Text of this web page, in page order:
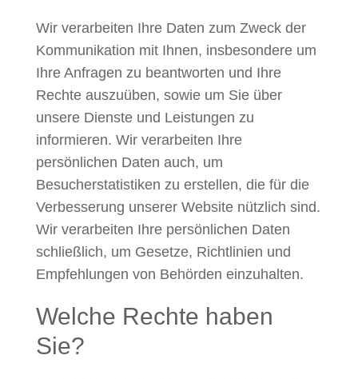
Wir verarbeiten Ihre Daten zum Zweck der
Kommunikation mit Ihnen, insbesondere um
Ihre Anfragen zu beantworten und Ihre
Rechte auszuüben, sowie um Sie über
unsere Dienste und Leistungen zu
informieren. Wir verarbeiten Ihre
persönlichen Daten auch, um
Besucherstatistiken zu erstellen, die für die
Verbesserung unserer Website nützlich sind.
Wir verarbeiten Ihre persönlichen Daten
schließlich, um Gesetze, Richtlinien und
Empfehlungen von Behörden einzuhalten.
Welche Rechte haben
Sie?